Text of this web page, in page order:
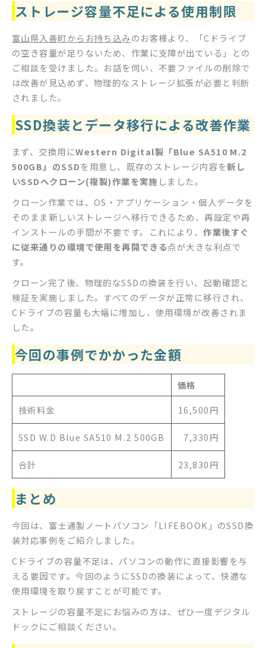
ストレージ容量不足による使用制限
富山県入善町からお持ち込みのお客様より、「Cドライブ
の空き容量が足りないため、作業に支障が出ている」との
ご相談を受けました。お話を伺い、不要ファイルの削除で
は改善が見込めず、物理的なストレージ拡張が必要と判断
されました。
SSD換装とデータ移行による改善作業
まず、交換用にWestern Digital製「Blue SA510 M.2
500GB」のSSDを用意し、既存のストレージ内容を新し
いSSDへクローン(複製)作業を実施 しました。
クローン作業では、OS・アプリケーション・個人データを
そのまま新しいストレージへ移行できるため、再設定や再
インストールの手間が不要です。これにより、作業後すぐ
に従来通りの環境で使用を再開できる点が大きな利点で
す。
クローン完了後、物理的なSSDの換装を行い、起動確認と
検証を実施しました。すべてのデータが正常に移行され、
Cドライブの容量も大幅に増加し、使用環境が改善されま
した。
今回の事例でかかった金額
価格
技術料金
16,500円
SSD W.D Blue SA510 M.2 500GB 7,330円
合計 23,830円
まとめ
今回は、富士通製ノートパソコン「LIFEBOOK」のSSD換
装対応事例をご紹介しました。
Cドライブの容量不足は、パソコンの動作に直接影響を与
える要因です。今回のようにSSDの換装によって、快適な
使用環境を取り戻すことが可能です。
ストレージの容量不足にお悩みの方は、ぜひ一度デジタル
ドックにご相談ください。